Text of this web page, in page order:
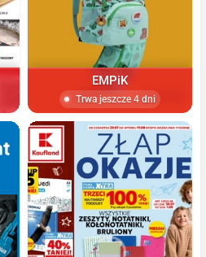
EMPiK
Trwa jeszcze 4 dni